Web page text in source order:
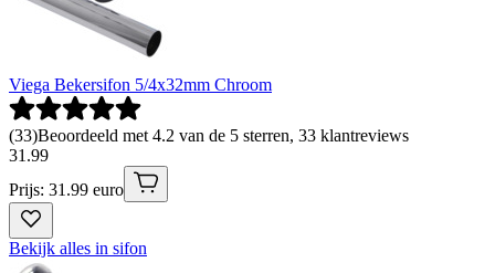
Viega Bekersifon 5/4x32mm Chroom
(33)Beoordeeld met 4.2 van de 5 sterren, 33 klantreviews
31 .99
Prijs: 31.99 euro
Bekijk alles in sifon